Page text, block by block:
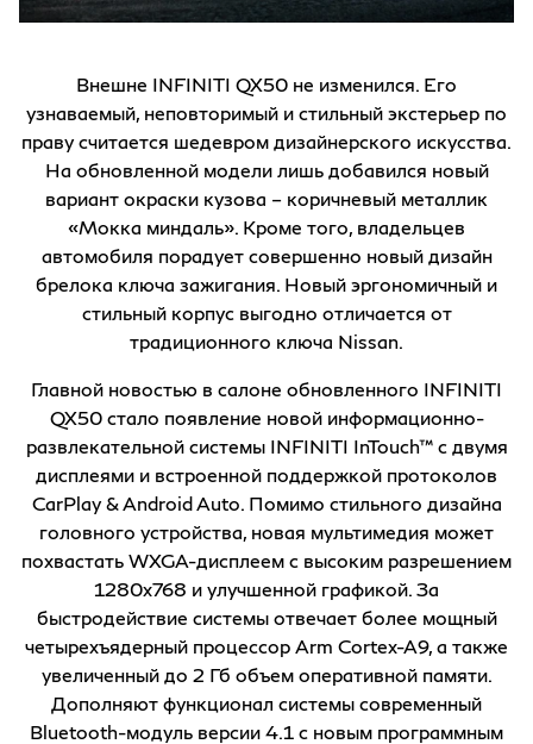
Внешне INFINITI QX50 не изменился. Его
узнаваемый, неповторимый и стильный экстерьер по
праву считается шедевром дизайнерского искусства.
На обновленной модели лишь добавился новый
вариант окраски кузова – коричневый металлик
«Мокка миндаль». Кроме того, владельцев
автомобиля порадует совершенно новый дизайн
брелока ключа зажигания. Новый эргономичный и
стильный корпус выгодно отличается от
традиционного ключа Nissan.
Главной новостью в салоне обновленного INFINITI
QX50 стало появление новой информационно-
развлекательной системы INFINITI InTouch™ с двумя
дисплеями и встроенной поддержкой протоколов
CarPlay & Android Auto. Помимо стильного дизайна
головного устройства, новая мультимедия может
похвастать WXGA-дисплеем с высоким разрешением
1280x768 и улучшенной графикой. За
быстродействие системы отвечает более мощный
четырехъядерный процессор Arm Cortex-A9, а также
увеличенный до 2 Гб объем оперативной памяти.
Дополняют функционал системы современный
Bluetooth-модуль версии 4.1 с новым программным